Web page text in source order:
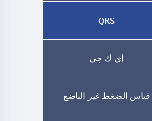
QRS
إي ك جي
قياس الضغط غير الباضع